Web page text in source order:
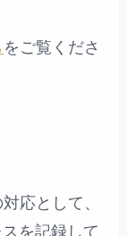
をご覧くださ
応として、
を記録して